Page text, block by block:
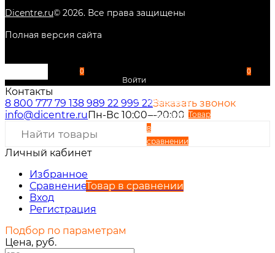
Dicentre.ru© 2026. Все права защищены
Полная версия сайта
0
Войти
Избранное
Сравнение Товар
в
сравнении
0
Контакты
8 800 777 79 138 989 22 999 22Заказать звонок
info@dicentre.ru Пн-Вс 10:00—20:00
Личный кабинет
Избранное
СравнениеТовар в сравнении
Вход
Регистрация
Подбор по параметрам
Цена, руб.